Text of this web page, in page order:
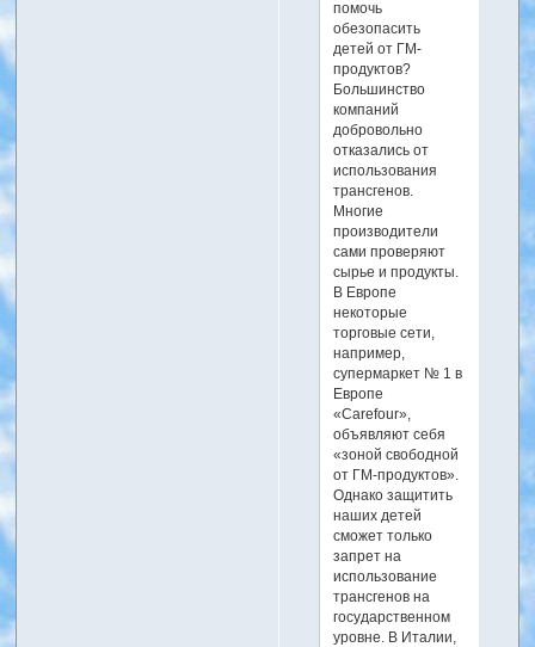
помочь
обезопасить
детей от ГМ-
продуктов?
Большинство
компаний
добровольно
отказались от
использования
трансгенов.
Многие
производители
сами проверяют
сырье и продукты.
В Европе
некоторые
торговые сети,
например,
супермаркет № 1 в
Европе
«Carefour»,
объявляют себя
«зоной свободной
от ГМ-продуктов».
Однако защитить
наших детей
сможет только
запрет на
использование
трансгенов на
государственном
уровне. В Италии,